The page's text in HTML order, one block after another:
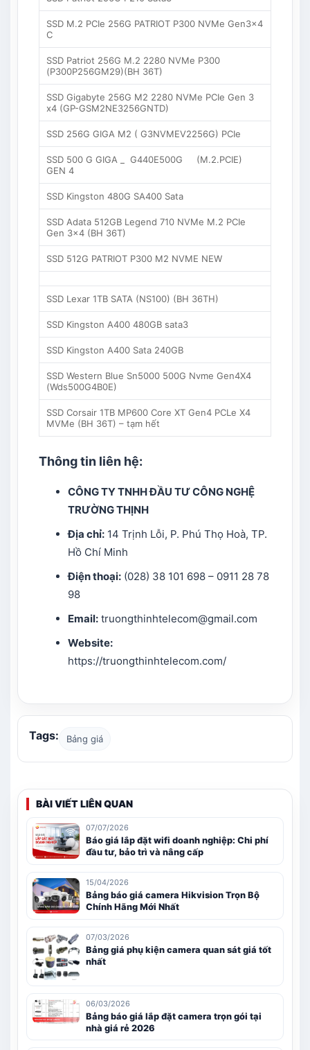
SSD M.2 PCIe 256G PATRIOT P300 NVMe Gen3x4
C
SSD Patriot 256G M.2 2280 NVMe P300
(P300P256GM29)(BH 36T)
SSD Gigabyte 256G M2 2280 NVMe PCIe Gen 3
x4 (GP-GSM2NE3256GNTD)
SSD 256G GIGA M2 ( G3NVMEV2256G) PCIe
SSD 500 G GIGA _ G440E500G (M.2.PCIE)
GEN 4
SSD Kingston 480G SA400 Sata
SSD Adata 512GB Legend 710 NVMe M.2 PCIe
Gen 3×4 (BH 36T)
SSD 512G PATRIOT P300 M2 NVME NEW
SSD Lexar 1TB SATA (NS100) (BH 36TH)
SSD Kingston A400 480GB sata3
SSD Kingston A400 Sata 240GB
SSD Western Blue Sn5000 500G Nvme Gen4X4
(Wds500G4B0E)
SSD Corsair 1TB MP600 Core XT Gen4 PCLe X4
MVMe (BH 36T) – tạm hết
Thông tin liên hệ:
CÔNG TY TNHH ĐẦU TƯ CÔNG NGHỆ
TRƯỜNG THỊNH
Địa chỉ:14 Trịnh Lỗi, P. Phú Thọ Hoà, TP.
Hồ Chí Minh
Điện thoại:(028) 38 101 698 – 0911 28 78
98
Email: truongthinhtelecom@gmail.com
Website:
https://truongthinhtelecom.com/
Tags: Bảng giá
BÀI VIẾT LIÊN QUAN
07/07/2026
Báo giá lắp đặt wifi doanh nghiệp: Chi phí
đầu tư, bảo trì và nâng cấp
15/04/2026
Bảng báo giá camera Hikvision Trọn Bộ
Chính Hãng Mới Nhất
07/03/2026
Bảng giá phụ kiện camera quan sát giá tốt
nhất
06/03/2026
Bảng báo giá lắp đặt camera trọn gói tại
nhà giá rẻ 2026